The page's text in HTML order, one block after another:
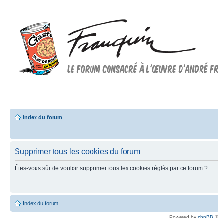
Index du forum
Supprimer tous les cookies du forum
Êtes-vous sûr de vouloir supprimer tous les cookies réglés par ce forum ?
Index du forum
Powered by phpBB